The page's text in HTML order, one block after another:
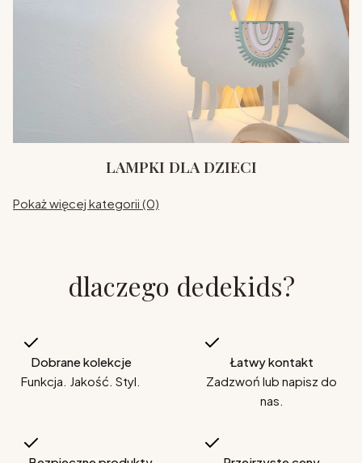
LAMPKI DLA DZIECI
Pokaż więcej kategorii (0)
dlaczego dedekids?
Dobrane kolekcje
Funkcja. Jakość. Styl.
Łatwy kontakt
Zadzwoń lub napisz do
nas.